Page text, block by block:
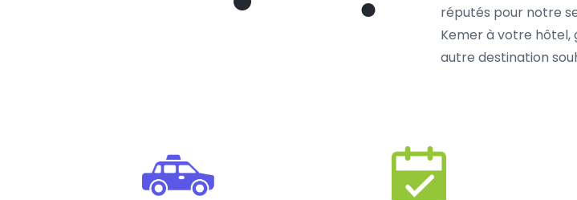
réputés pour notre
Kemer à votre
autre destination